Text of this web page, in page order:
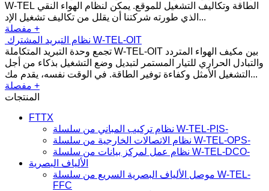
W-TEL الطاقة وتكاليف التشغيل للموقع. يمكن لنظام الهواء النقي
الذي طورته شركتنا أن يقلل من تكاليف تشغيل الإد...
مفصلة +
نظام التبريد المشترك W-TEL-OIT
تجمع وحدة التبريد المتكاملة W-TEL-OIT بين مكيف الهواء المتردد
والتبادل الحراري للتيار المستمر لتبديل وضع التشغيل بذكاء من أجل
التشغيل الأمثل وكفاءة توفير الطاقة. في الوقت نفسه، يقدم مك...
مفصلة +
المنتجات
FTTX
نظام تركيب المباني من سلسلة W-TEL-PIS-
نظام الاتصالات الخارجية من سلسلة W-TEL-OPS-
نظام عمل لمركز بيانات من سلسلة W-TEL-DCO-
الألياف البصرية
موصل الألياف البصرية السريع من سلسلة W-TEL-
FFC